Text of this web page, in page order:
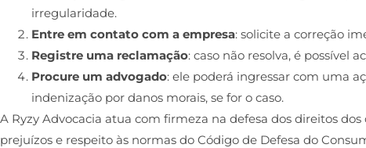
irregularidade.
Entre em contato com a empresa: solicite a correção
Registre uma reclamação: caso não resolva, é possível
Procure um advogado: ele poderá ingressar com uma
indenização por danos morais, se for o caso.
A Ryzy Advocacia atua com firmeza na defesa dos direitos
prejuízos e respeito às normas do Código de Defesa do